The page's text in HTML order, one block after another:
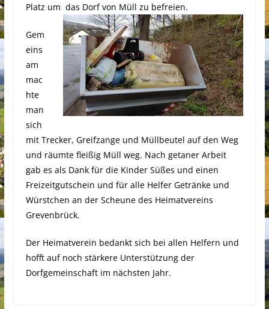
Platz um das Dorf von Müll zu befreien.
Gem
eins
am
mac
hte
man
sich
mit Trecker, Greifzange und Müllbeutel auf den Weg
und räumte fleißig Müll weg. Nach getaner Arbeit
gab es als Dank für die Kinder Süßes und einen
Freizeitgutschein und für alle Helfer Getränke und
Würstchen an der Scheune des Heimatvereins
Grevenbrück.
Der Heimatverein bedankt sich bei allen Helfern und
hofft auf noch stärkere Unterstützung der
Dorfgemeinschaft im nächsten Jahr.